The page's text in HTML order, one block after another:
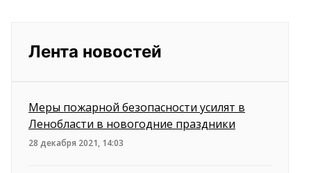
Лента новостей
Меры пожарной безопасности усилят в
Ленобласти в новогодние праздники
28 декабря 2021, 14:03